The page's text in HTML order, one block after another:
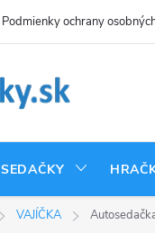
Podmienky ochrany
VAJÍČKA